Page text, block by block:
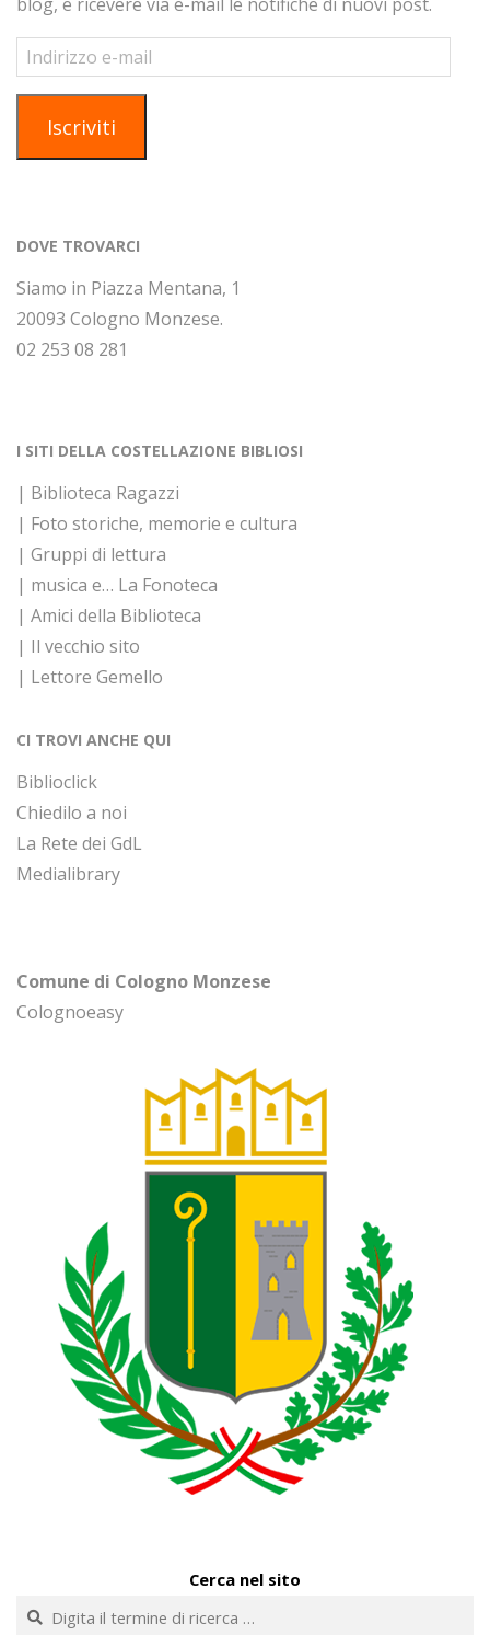
Indirizzo
e-
mail
Iscriviti
DOVE TROVARCI
Siamo in Piazza Mentana, 1
20093 Cologno Monzese.
02 253 08 281
I SITI DELLA COSTELLAZIONE BIBLIOSI
| Biblioteca Ragazzi
| Foto storiche, memorie e cultura
| Gruppi di lettura
| musica e… La Fonoteca
| Amici della Biblioteca
| Il vecchio sito
| Lettore Gemello
CI TROVI ANCHE QUI
Biblioclick
Chiedilo a noi
La Rete dei GdL
Medialibrary
Comune di Cologno Monzese
Colognoeasy
Cerca nel sito